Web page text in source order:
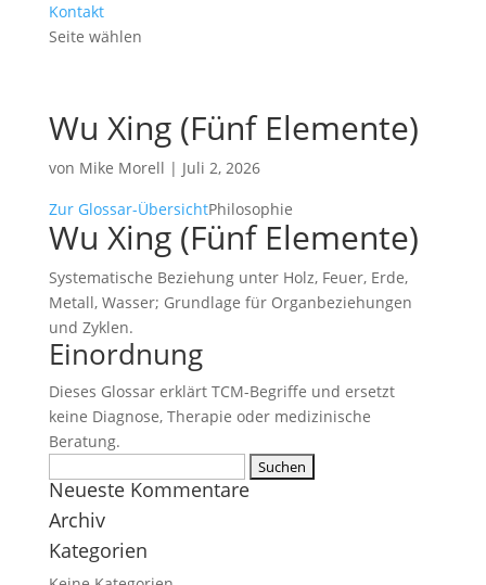
Kontakt
Seite wählen
Wu Xing (Fünf Elemente)
von Mike Morell | Juli 2, 2026
Zur Glossar-ÜbersichtPhilosophie
Wu Xing (Fünf Elemente)
Systematische Beziehung unter Holz, Feuer, Erde,
Metall, Wasser; Grundlage für Organbeziehungen
und Zyklen.
Einordnung
Dieses Glossar erklärt TCM-Begriffe und ersetzt
keine Diagnose, Therapie oder medizinische
Beratung.
nach:
Neueste Kommentare
Archiv
Kategorien